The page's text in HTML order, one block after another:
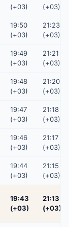
Çankırı
Şanlıurfa
(+03)
(+03)
19:50
(+03)
21:23
(+03)
19:49
(+03)
21:21
(+03)
19:48
(+03)
21:20
(+03)
19:47
(+03)
21:18
(+03)
19:46
(+03)
21:17
(+03)
19:44
(+03)
21:15
(+03)
19:43
(+03)
21:13
(+03)